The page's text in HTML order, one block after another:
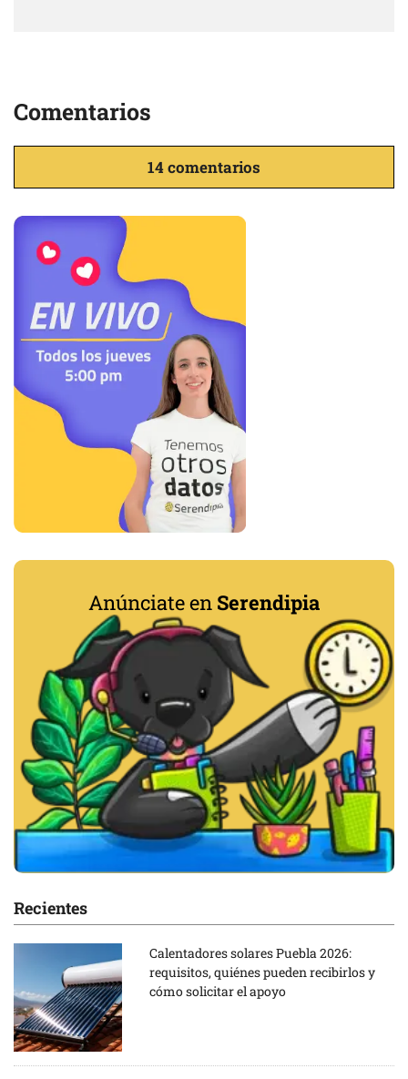
Comentarios
14 comentarios
Anúnciate en Serendipia
Recientes
Calentadores solares Puebla 2026:
requisitos, quiénes pueden recibirlos y
cómo solicitar el apoyo